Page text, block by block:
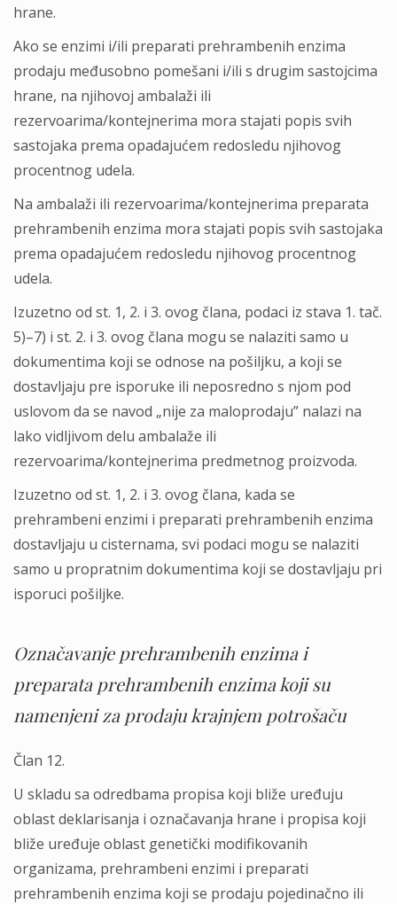
hrane.
Ako se enzimi i/ili preparati prehrambenih enzima
prodaju međusobno pomešani i/ili s drugim sastojcima
hrane, na njihovoj ambalaži ili
rezervoarima/kontejnerima mora stajati popis svih
sastojaka prema opadajućem redosledu njihovog
procentnog udela.
Na ambalaži ili rezervoarima/kontejnerima preparata
prehrambenih enzima mora stajati popis svih sastojaka
prema opadajućem redosledu njihovog procentnog
udela.
Izuzetno od st. 1, 2. i 3. ovog člana, podaci iz stava 1. tač.
5)–7) i st. 2. i 3. ovog člana mogu se nalaziti samo u
dokumentima koji se odnose na pošilјku, a koji se
dostavlјaju pre isporuke ili neposredno s njom pod
uslovom da se navod „nije za maloprodaju” nalazi na
lako vidlјivom delu ambalaže ili
rezervoarima/kontejnerima predmetnog proizvoda.
Izuzetno od st. 1, 2. i 3. ovog člana, kada se
prehrambeni enzimi i preparati prehrambenih enzima
dostavlјaju u cisternama, svi podaci mogu se nalaziti
samo u propratnim dokumentima koji se dostavlјaju pri
isporuci pošilјke.
Označavanje prehrambenih enzima i
preparata prehrambenih enzima koji su
namenjeni za prodaju krajnjem potrošaču
Član 12.
U skladu sa odredbama propisa koji bliže uređuju
oblast deklarisanja i označavanja hrane i propisa koji
bliže uređuje oblast genetički modifikovanih
organizama, prehrambeni enzimi i preparati
prehrambenih enzima koji se prodaju pojedinačno ili